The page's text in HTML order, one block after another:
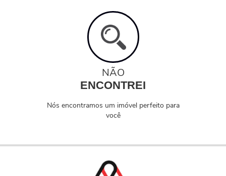
NÃO
ENCONTREI
Nós encontramos um imóvel perfeito para
você